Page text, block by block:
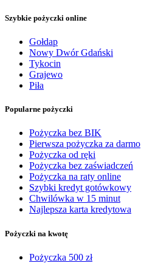
Szybkie pożyczki online
Gołdap
Nowy Dwór Gdański
Tykocin
Grajewo
Piła
Popularne pożyczki
Pożyczka bez BIK
Pierwsza pożyczka za darmo
Pożyczka od ręki
Pożyczka bez zaświadczeń
Pożyczka na raty online
Szybki kredyt gotówkowy
Chwilówka w 15 minut
Najlepsza karta kredytowa
Pożyczki na kwotę
Pożyczka 500 zł